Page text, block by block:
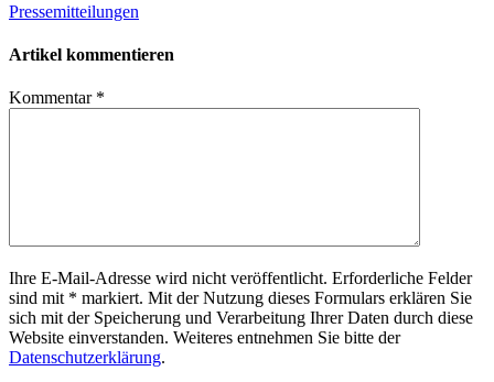
Pressemitteilungen
Artikel kommentieren
Kommentar *
Ihre E-Mail-Adresse wird nicht veröffentlicht. Erforderliche Felder
sind mit * markiert. Mit der Nutzung dieses Formulars erklären Sie
sich mit der Speicherung und Verarbeitung Ihrer Daten durch diese
Website einverstanden. Weiteres entnehmen Sie bitte der
Datenschutzerklärung.